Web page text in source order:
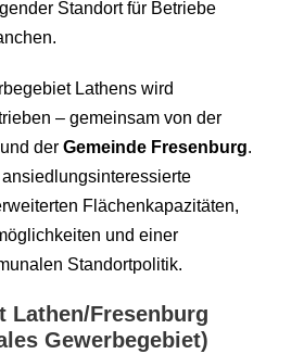
Standort für Betriebe
Lathens wird
– gemeinsam von der
und der Gemeinde Fresenburg.
Flächenkapazitäten,
und einer
Standortpolitik.
Lathen/Fresenburg
Gewerbegebiet)